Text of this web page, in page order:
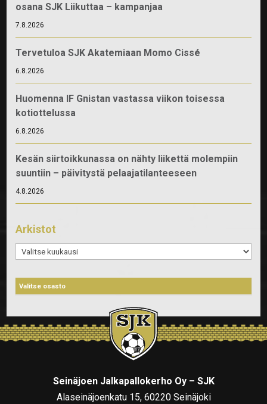
osana SJK Liikuttaa – kampanjaa
7.8.2026
Tervetuloa SJK Akatemiaan Momo Cissé
6.8.2026
Huomenna IF Gnistan vastassa viikon toisessa
kotiottelussa
6.8.2026
Kesän siirtoikkunassa on nähty liikettä molempiin
suuntiin – päivitystä pelaajatilanteeseen
4.8.2026
Arkistot
Arkistot
Seinäjoen Jalkapallokerho Oy – SJK
Alaseinäjoenkatu 15, 60220 Seinäjoki